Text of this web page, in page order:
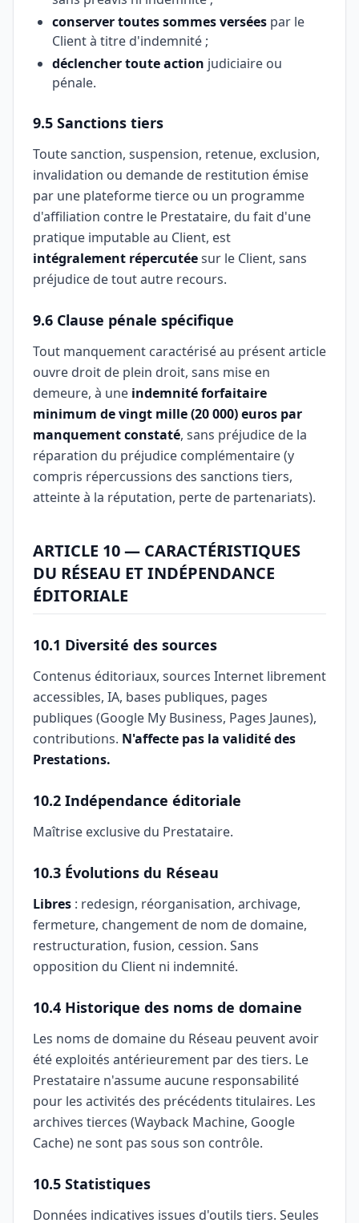
conserver toutes sommes versées par le
Client à titre d'indemnité ;
déclencher toute action judiciaire ou
pénale.
9.5 Sanctions tiers
Toute sanction, suspension, retenue, exclusion,
invalidation ou demande de restitution émise
par une plateforme tierce ou un programme
d'affiliation contre le Prestataire, du fait d'une
pratique imputable au Client, est
intégralement répercutéesur le Client, sans
préjudice de tout autre recours.
9.6 Clause pénale spécifique
Tout manquement caractérisé au présent article
ouvre droit de plein droit, sans mise en
demeure, à une indemnité forfaitaire
minimum de vingt mille (20 000) euros par
manquement constaté, sans préjudice de la
réparation du préjudice complémentaire (y
compris répercussions des sanctions tiers,
atteinte à la réputation, perte de partenariats).
ARTICLE 10 — CARACTÉRISTIQUES
DU RÉSEAU ET INDÉPENDANCE
ÉDITORIALE
10.1 Diversité des sources
Contenus éditoriaux, sources Internet librement
accessibles, IA, bases publiques, pages
publiques (Google My Business, Pages Jaunes),
contributions. N'affecte pas la validité des
Prestations.
10.2 Indépendance éditoriale
Maîtrise exclusive du Prestataire.
10.3 Évolutions du Réseau
Libres : redesign, réorganisation, archivage,
fermeture, changement de nom de domaine,
restructuration, fusion, cession. Sans
opposition du Client ni indemnité.
10.4 Historique des noms de domaine
Les noms de domaine du Réseau peuvent avoir
été exploités antérieurement par des tiers. Le
Prestataire n'assume aucune responsabilité
pour les activités des précédents titulaires. Les
archives tierces (Wayback Machine, Google
Cache) ne sont pas sous son contrôle.
10.5 Statistiques
Données indicatives issues d'outils tiers. Seules